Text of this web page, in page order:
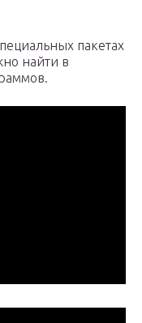
пакетах
найти в